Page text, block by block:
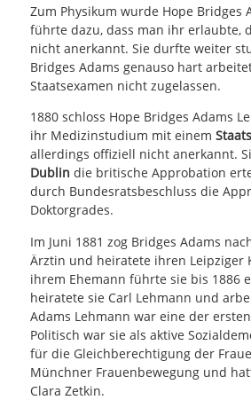
Zum Physikum wurde Hope Bridges
führte dazu, dass man ihr erlaubte,
nicht anerkannt. Sie durfte weiter
Bridges Adams genauso hart
Staatsexamen nicht zugelassen.
1880 schloss Hope Bridges Adams
ihr Medizinstudium mit einem
allerdings offiziell nicht anerkannt.
Dublin die britische Approbation
durch Bundesratsbeschluss die
Doktorgrades.
Im Juni 1881 zog Bridges Adams
Ärztin und heiratete ihren Leipziger
ihrem Ehemann führte sie bis 1886
heiratete sie Carl Lehmann und
Adams Lehmann war eine der
Politisch war sie als aktive
für die Gleichberechtigung der
Münchner Frauenbewegung und
Clara Zetkin.